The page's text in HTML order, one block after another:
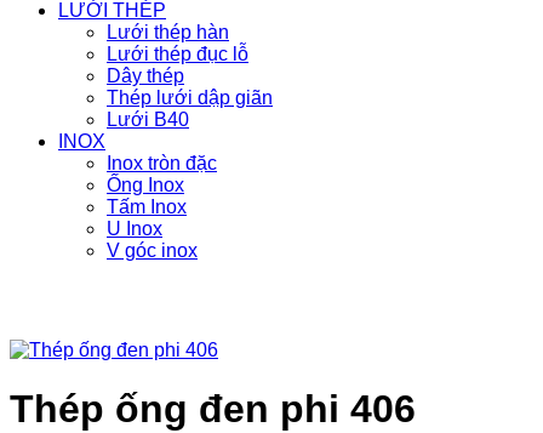
LƯỚI THÉP
Lưới thép hàn
Lưới thép đục lỗ
Dây thép
Thép lưới dập giãn
Lưới B40
INOX
Inox tròn đặc
Ống Inox
Tấm Inox
U Inox
V góc inox
Thép ống đen phi 406